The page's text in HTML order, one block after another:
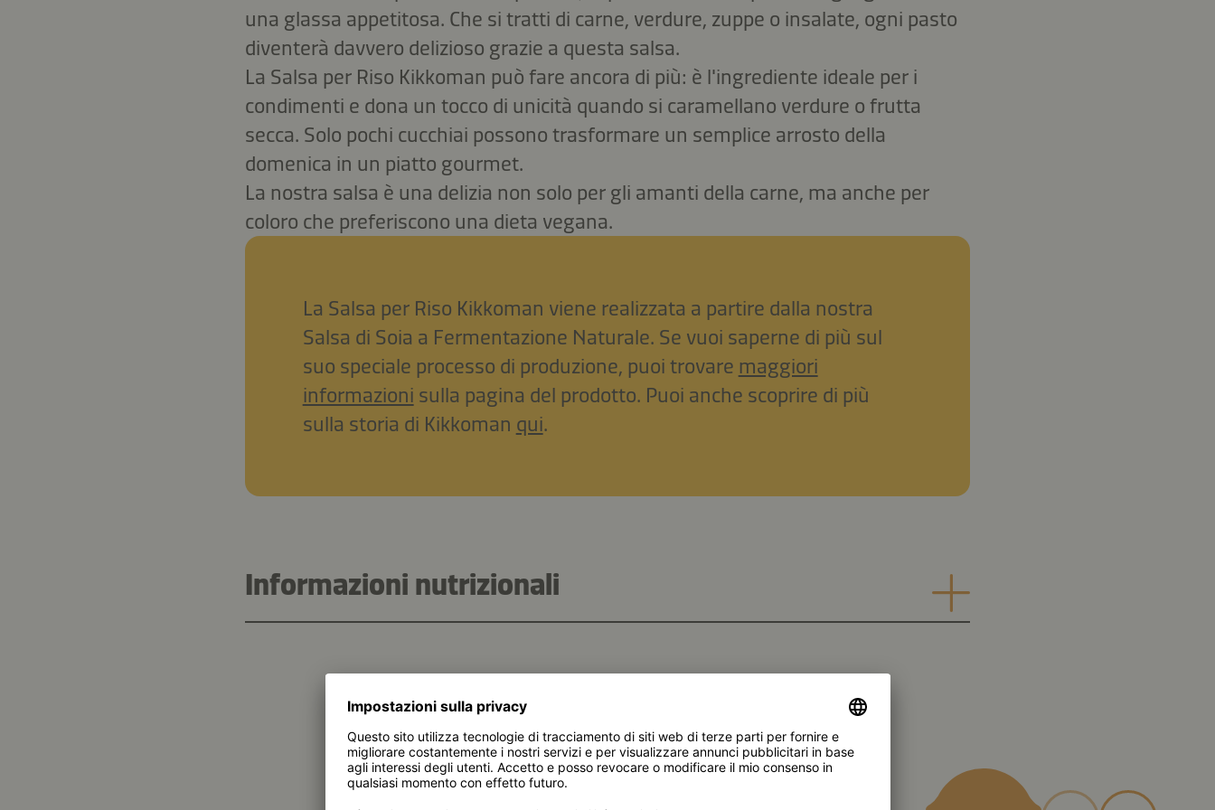
una glassa appetitosa. Che si tratti di carne, verdure, zuppe o insalate, ogni pasto
diventerà davvero delizioso grazie a questa salsa.
La Salsa per Riso Kikkoman può fare ancora di più: è l'ingrediente ideale per i
condimenti e dona un tocco di unicità quando si caramellano verdure o frutta
secca. Solo pochi cucchiai possono trasformare un semplice arrosto della
domenica in un piatto gourmet.
La nostra salsa è una delizia non solo per gli amanti della carne, ma anche per
coloro che preferiscono una dieta vegana.
La Salsa per Riso Kikkoman viene realizzata a partire dalla nostra
Salsa di Soia a Fermentazione Naturale. Se vuoi saperne di più sul
suo speciale processo di produzione, puoi trovare maggiori
informazioni sulla pagina del prodotto. Puoi anche scoprire di più
sulla storia di Kikkoman qui.
Informazioni nutrizionali